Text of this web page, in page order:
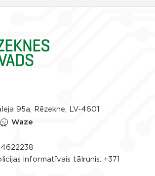
95a, Rēzekne, LV-4601
Waze
informatīvais tālrunis: +371